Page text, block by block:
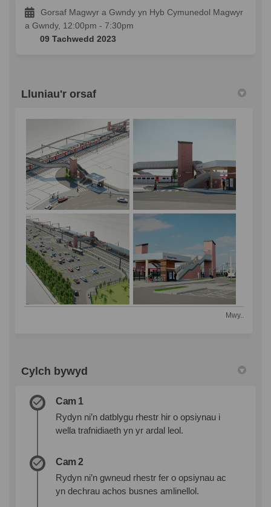
Gorsaf Magwyr a Gwndy yn Hyb Cymunedol Magwyr
a Gwndy, 12:00pm - 7:30pm
09 Tachwedd 2023
Lluniau'r orsaf
Mwy..
Cylch bywyd
Cam 1
Rydyn ni’n datblygu rhestr hir o opsiynau i
wella trafnidiaeth yn yr ardal leol.
Cam 2
Rydyn ni’n gwneud rhestr fer o opsiynau ac
yn dechrau achos busnes amlinellol.